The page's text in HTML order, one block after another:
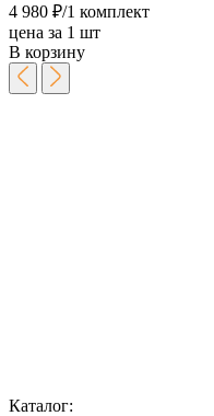
4 980 ₽/1 комплект
цена за 1 шт
В корзину
Каталог: